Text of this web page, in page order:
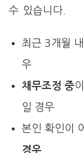
수 있습니다.
최근 3개월 내
우
채무조정 중
일 경우
본인 확인이
경우